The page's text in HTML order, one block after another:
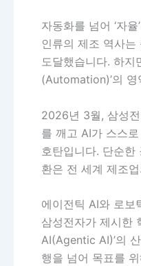
자동화를 넘어 ‘자
인류의 제조 역사
도달했습니다. 하
(Automation)’의
2026년 3월, 삼성
를 깨고 AI가 스스
호탄입니다. 단순
환은 전 세계 제조
에이전틱 AI와 로보
삼성전자가 제시한
AI(Agentic AI)’의
행을 넘어 목표를